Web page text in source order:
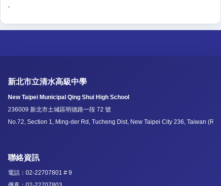
.
新北市立清水高級中學
New Taipei Municipal Qing Shui High School
236009 新北市土城區明德路一段 72 號
No.72, Section 1, Ming-der Rd, Tucheng Dist, New Taipei City 236, Taiwan
聯絡資訊
電話：02-22707801 # 9